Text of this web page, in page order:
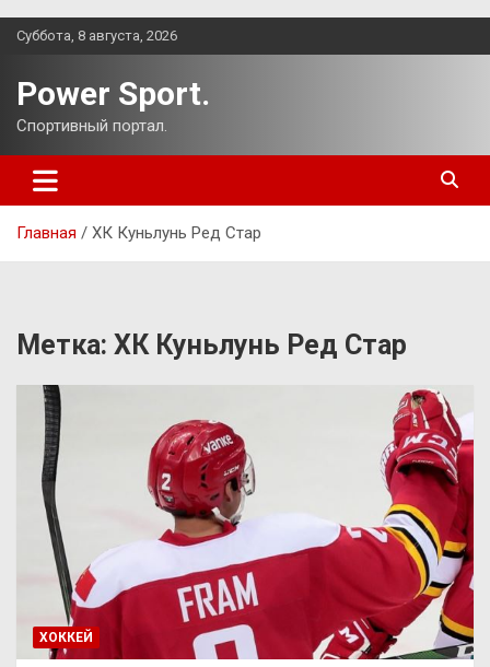
Перейти
Суббота, 8 августа, 2026
Power Sport.
Спортивный портал.
Главная ХК Куньлунь Ред Стар
Метка: ХК Куньлунь Ред Стар
ХОККЕЙ